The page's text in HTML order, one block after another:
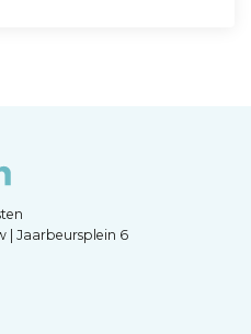
| Jaarbeursplein 6